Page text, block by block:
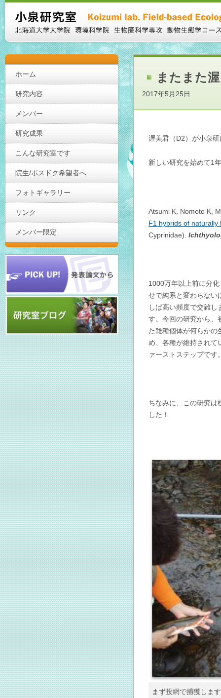
またまた
2017年5月25日
渥美君（D2）が小泉
新しい研究を始めて1
Atsumi K, Nomoto K,
F1 hybrids of
Cyprinidae)
1000万年以上前に分
せで純系と変わらない
しば高い頻度で交雑
す。今回の研究から、
た雑種個体が何らかの
め、各種が維持されて
ァーストステップです
ちなみに、この研究は
した！
まず投網で捕獲しま
ホーム
研究内容
メンバー
研究成果
こんな研究室です
院生/ポスドク希望者へ
フォトギャラリー
リンク
メンバー限定